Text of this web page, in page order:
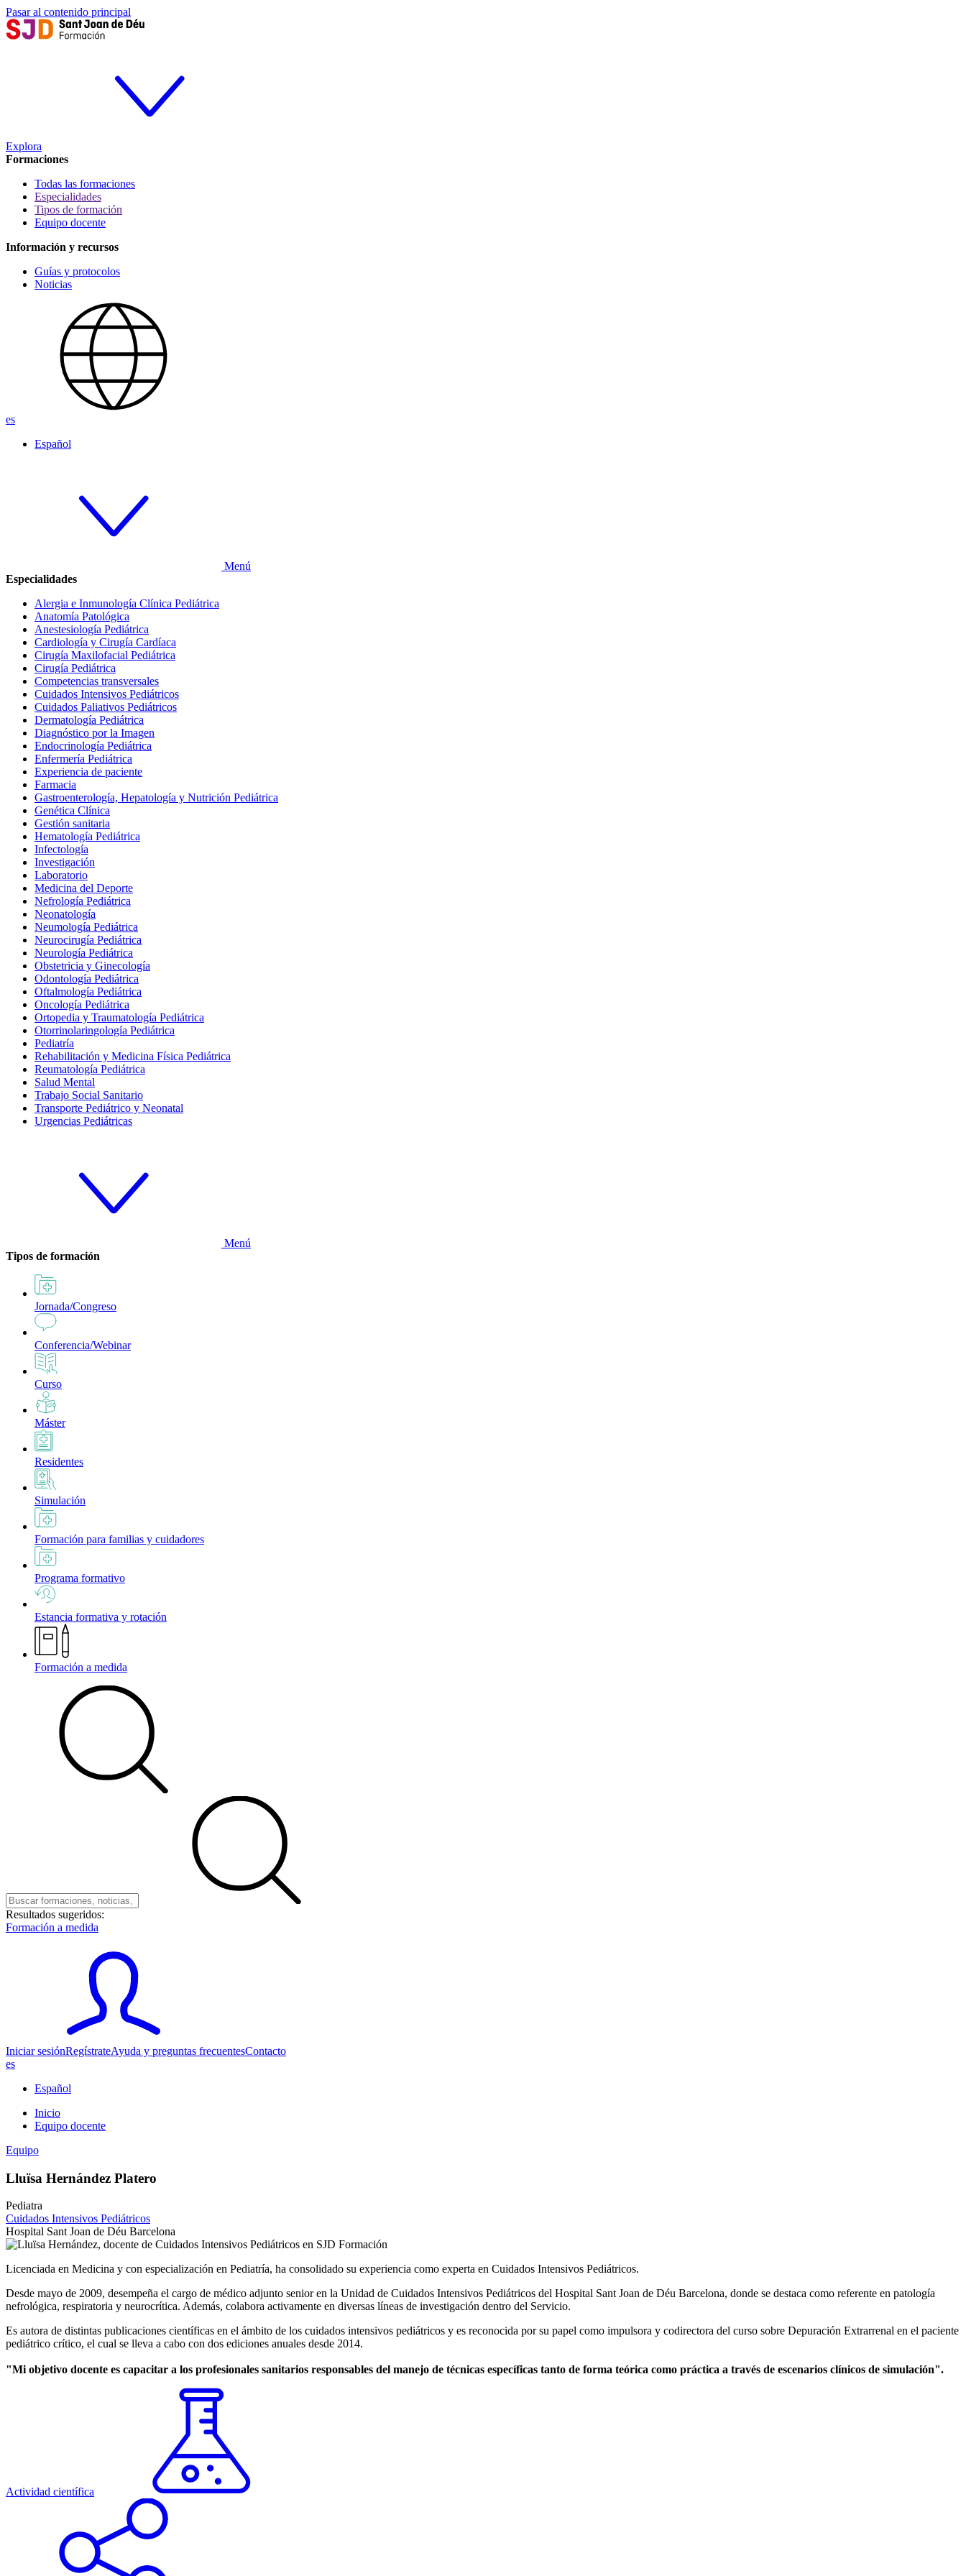
Pasar al contenido principal
Explora
Formaciones
Todas las formaciones
Especialidades
Tipos de formación
Equipo docente
Información y recursos
Guías y protocolos
Noticias
es
Español
Menú
Especialidades
Alergia e Inmunología Clínica Pediátrica
Anatomía Patológica
Anestesiología Pediátrica
Cardiología y Cirugía Cardíaca
Cirugía Maxilofacial Pediátrica
Cirugía Pediátrica
Competencias transversales
Cuidados Intensivos Pediátricos
Cuidados Paliativos Pediátricos
Dermatología Pediátrica
Diagnóstico por la Imagen
Endocrinología Pediátrica
Enfermería Pediátrica
Experiencia de paciente
Farmacia
Gastroenterología, Hepatología y Nutrición Pediátrica
Genética Clínica
Gestión sanitaria
Hematología Pediátrica
Infectología
Investigación
Laboratorio
Medicina del Deporte
Nefrología Pediátrica
Neonatología
Neumología Pediátrica
Neurocirugía Pediátrica
Neurología Pediátrica
Obstetricia y Ginecología
Odontología Pediátrica
Oftalmología Pediátrica
Oncología Pediátrica
Ortopedia y Traumatología Pediátrica
Otorrinolaringología Pediátrica
Pediatría
Rehabilitación y Medicina Física Pediátrica
Reumatología Pediátrica
Salud Mental
Trabajo Social Sanitario
Transporte Pediátrico y Neonatal
Urgencias Pediátricas
Menú
Tipos de formación
Jornada/Congreso
Conferencia/Webinar
Curso
Máster
Residentes
Simulación
Formación para familias y cuidadores
Programa formativo
Estancia formativa y rotación
Formación a medida
Resultados sugeridos:
Formación a medida
Iniciar sesiónRegístrateAyuda y preguntas frecuentesContacto
es
Español
Inicio
Equipo docente
Equipo
Lluïsa Hernández Platero
Pediatra
Cuidados Intensivos Pediátricos
Hospital Sant Joan de Déu Barcelona
Licenciada en Medicina y con especialización en Pediatría, ha consolidado su experiencia como experta en Cuidados Intensivos Pediátricos.
Desde mayo de 2009, desempeña el cargo de médico adjunto senior en la Unidad de Cuidados Intensivos Pediátricos del Hospital Sant Joan de Déu Barcelona, donde se destaca como referente en patología
nefrológica, respiratoria y neurocrítica. Además, colabora activamente en diversas líneas de investigación dentro del Servicio.
Es autora de distintas publicaciones científicas en el ámbito de los cuidados intensivos pediátricos y es reconocida por su papel como impulsora y codirectora del curso sobre Depuración Extrarrenal en el paciente
pediátrico crítico, el cual se lleva a cabo con dos ediciones anuales desde 2014.
"Mi objetivo docente es capacitar a los profesionales sanitarios responsables del manejo de técnicas específicas tanto de forma teórica como práctica a través de escenarios clínicos de simulación".
Actividad científica